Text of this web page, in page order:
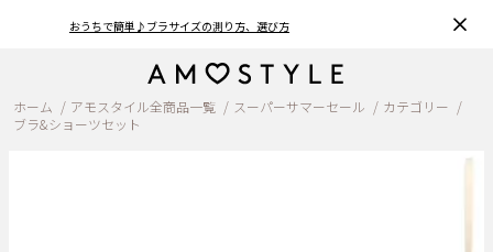
おうちで簡単♪ブラサイズの測り方、選び方
ホーム アモスタイル全商品一覧 スーパーサマーセール
カテゴリー
ブラ&ショーツセット